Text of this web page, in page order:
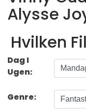
Alysse
Hvilken
Dag I
Ugen:
Genre: